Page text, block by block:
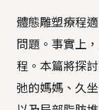
體態雕塑療程
問題。事實上
程。本篇將探
弛的媽媽、久